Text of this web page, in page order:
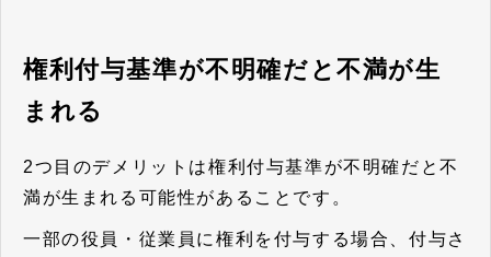
権利付与基準が不明確だと不満が生
まれる
2つ目のデメリットは権利付与基準が不明確だと不
満が生まれる可能性があることです。
一部の役員・従業員に権利を付与する場合、付与さ